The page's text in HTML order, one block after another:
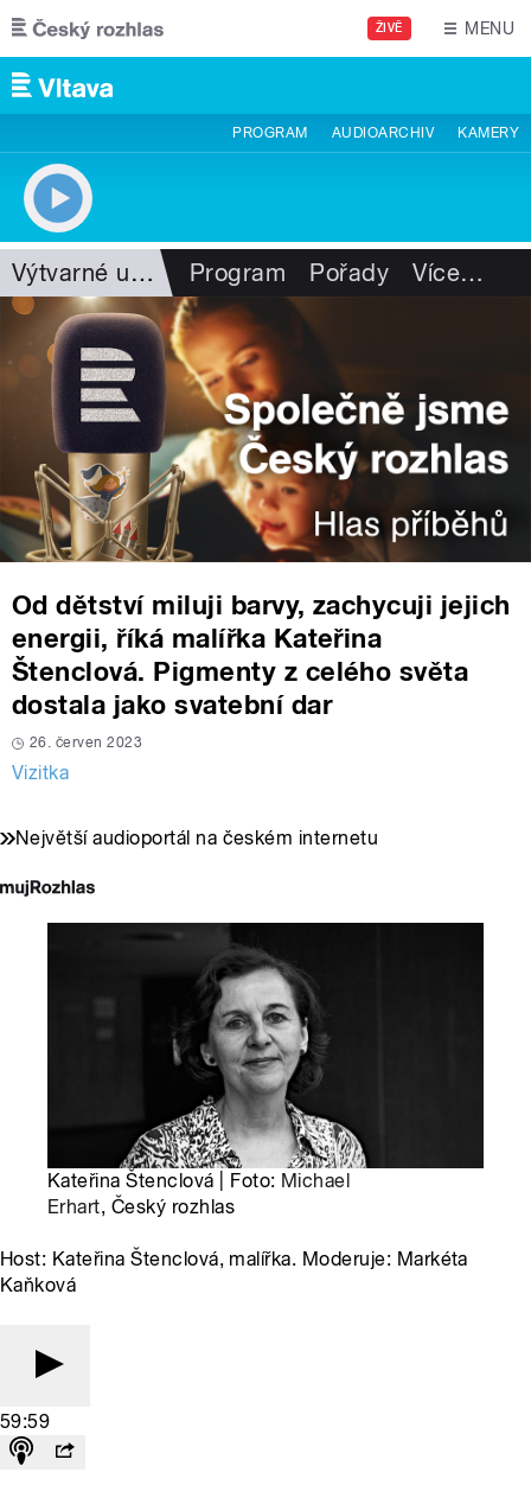
Přejít k hlavnímu obsahu
ŽIVĚ MENU
PROGRAM AUDIOARCHIV KAMERY
Výtvarné umění Program Pořady Více…
Od dětství miluji barvy, zachycuji jejich
energii, říká malířka Kateřina
Štenclová. Pigmenty z celého světa
dostala jako svatební dar
26. červen 2023
Vizitka
Největší audioportál na českém internetu
Kateřina Štenclová | Foto: Michael
Erhart, Český rozhlas
Host: Kateřina Štenclová, malířka. Moderuje: Markéta
Kaňková
59:59